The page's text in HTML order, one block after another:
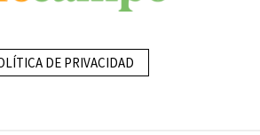
DE PRIVACIDAD